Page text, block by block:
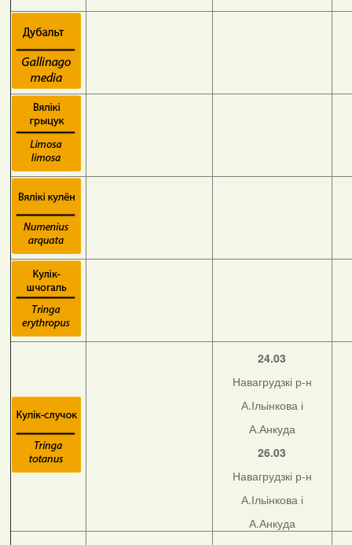
24.03
Навагрудзкі р-н
А.Ільінкова і
А.Анкуда
26.03
Навагрудзкі р-н
А.Ільінкова і
А.Анкуда